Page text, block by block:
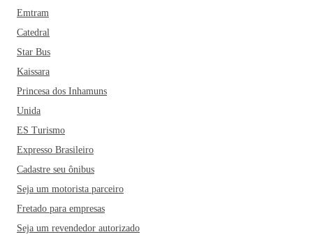
Emtram
Catedral
Star Bus
Kaissara
Princesa dos Inhamuns
Unida
ES Turismo
Expresso Brasileiro
Cadastre seu ônibus
Seja um motorista parceiro
Fretado para empresas
Seja um revendedor autorizado